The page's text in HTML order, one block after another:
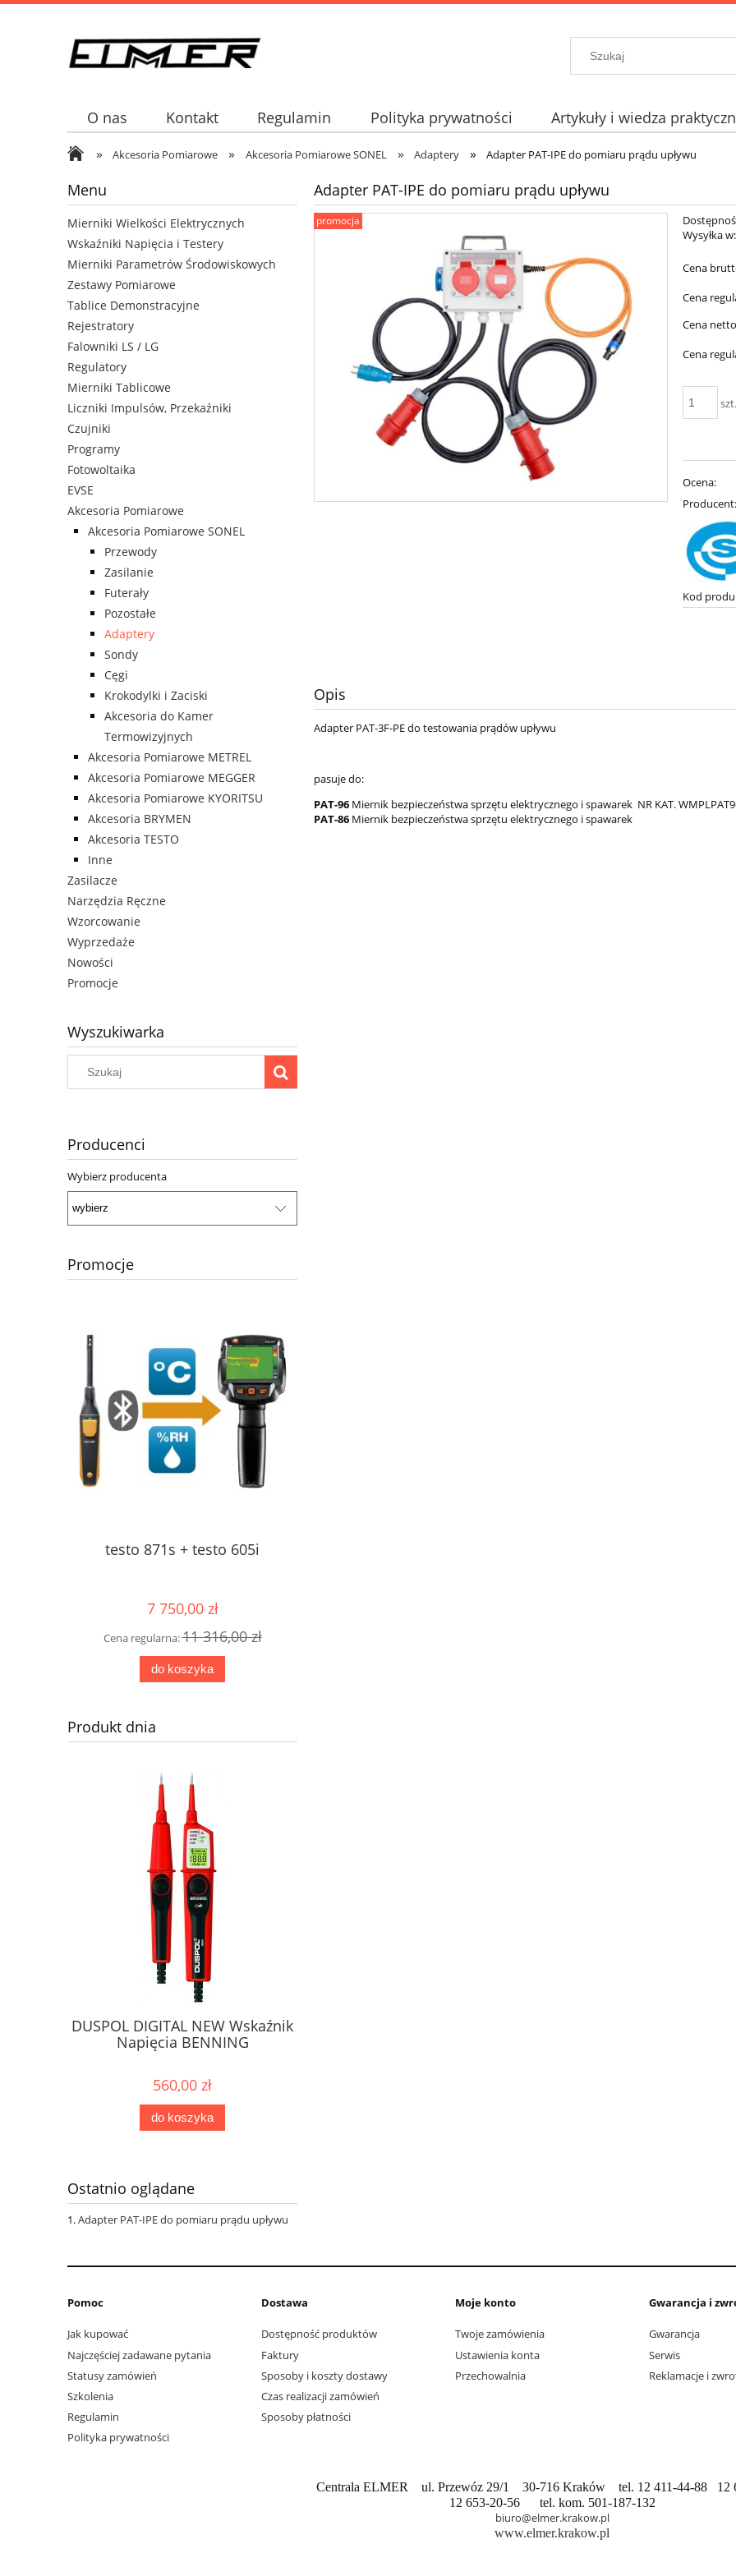
O nas Kontakt Regulamin Polityka prywatności Artykuły i wiedza
» Akcesoria Pomiarowe » Akcesoria Pomiarowe SONEL » Adaptery » Adapter PAT-IPE do pomiaru prądu upływu
Menu
Mierniki Wielkości Elektrycznych
Wskaźniki Napięcia i Testery
Mierniki Parametrów Środowiskowych
Zestawy Pomiarowe
Tablice Demonstracyjne
Rejestratory
Falowniki LS / LG
Regulatory
Mierniki Tablicowe
Liczniki Impulsów, Przekaźniki
Czujniki
Programy
Fotowoltaika
EVSE
Akcesoria Pomiarowe
Akcesoria Pomiarowe SONEL
Przewody
Zasilanie
Futerały
Pozostałe
Adaptery
Sondy
Cęgi
Krokodylki i Zaciski
Akcesoria do Kamer
Termowizyjnych
Akcesoria Pomiarowe METREL
Akcesoria Pomiarowe MEGGER
Akcesoria Pomiarowe KYORITSU
Akcesoria BRYMEN
Akcesoria TESTO
Inne
Zasilacze
Narzędzia Ręczne
Wzorcowanie
Wyprzedaże
Nowości
Promocje
Wyszukiwarka
Producenci
Wybierz producenta
Promocje
testo 871s + testo 605i
7 750,00 zł
Cena regularna:11 316,00 zł
do koszyka
Produkt dnia
DUSPOL DIGITAL NEW Wskaźnik
Napięcia BENNING
560,00 zł
do koszyka
Ostatnio oglądane
Adapter PAT-IPE do pomiaru prądu upływu
Adapter PAT-IPE do pomiaru prądu upływu
promocja
Wysyłka w:
Cena
Cena
Cena
Cena
Ocena:
Kod
Opis
Adapter PAT-3F-PE do testowania prądów upływu
pasuje do:
PAT-96 Miernik bezpieczeństwa sprzętu elektrycznego i spawarek NR KAT.
PAT-86 Miernik bezpieczeństwa sprzętu elektrycznego i spawarek
Pomoc
Jak kupować
Najczęściej zadawane pytania
Statusy zamówień
Szkolenia
Regulamin
Polityka prywatności
Dostawa
Dostępność produktów
Faktury
Sposoby i koszty dostawy
Czas realizacji zamówień
Sposoby płatności
Moje konto
Twoje zamówienia
Ustawienia konta
Przechowalnia
Gwarancja i
Gwarancja
Serwis
Reklamacje i
Centrala ELMER ul. Przewóz 29/1 30-716 Kraków tel. 12 411-44-88 12
12 653-20-56 tel. kom. 501-187-132
biuro@elmer.krakow.pl
www.elmer.krakow.pl